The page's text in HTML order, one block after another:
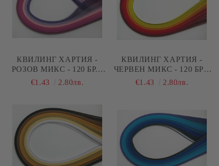
КВИЛИНГ ХАРТИЯ -
РОЗОВ МИКС - 120 БР. -
50 СМ.
€1.43 2.80лв.
КВИЛИНГ ХАРТИЯ -
ЧЕРВЕН МИКС - 120 БР. -
50 СМ.
€1.43 2.80лв.